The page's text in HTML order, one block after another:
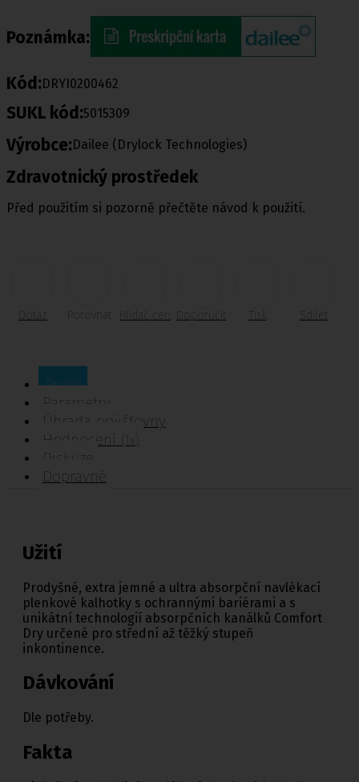
Poznámka:
Kód:DRYI0200462
SUKL kód:5015309
Výrobce:Dailee (Drylock Technologies)
Zdravotnický prostředek
Před použitím si pozorně přečtěte návod k použití.
Dotaz Porovnat Doporučit Tisk Sdílet
Popis
Parametry
Úhrada pojišťovny
Hodnocení
(1x)
Diskuze
Dopravné
Užití
Prodyšné, extra jemné a ultra absorpční navlékací
plenkové kalhotky s ochrannými bariérami a s
unikátní technologií absorpčních kanálků Comfort
Dry určené pro střední až těžký stupeň
inkontinence.
Dávkování
Dle potřeby.
Fakta